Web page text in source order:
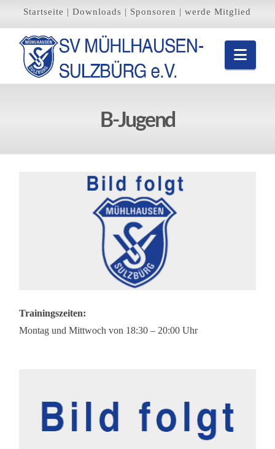
Startseite |Downloads | Sponsoren |werde Mitglied
B-Jugend
Trainingszeiten:
Montag und Mittwoch von 18:30 – 20:00 Uhr